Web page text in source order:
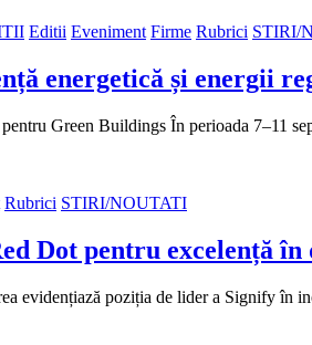
Editii Eveniment Firme Rubrici STIRI/
energetică și energii
Green Buildings În perioada 7–11
Rubrici STIRI/NOUTATI
Dot pentru excelență în
evidențiază poziția de lider a Signify